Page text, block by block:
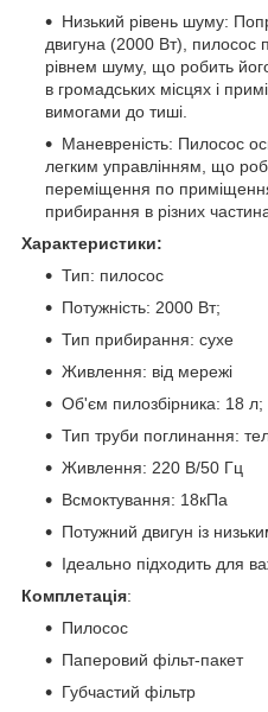
Низький рівень шуму:
двигуна (2000 Вт), пилосос
рівнем шуму, що робить
в громадських місцях і
вимогами до тиші.
Маневреність: Пилосос
легким управлінням, що
переміщення по
прибирання в різних
Характеристики:
Тип: пилосос
Потужність: 2000 Вт;
Тип прибирання: сухе
Живлення: від мережі
Об'єм пилозбірника: 18 л;
Тип труби поглинання:
Живлення: 220 В/50 Гц
Всмоктування: 18кПа
Потужний двигун із
Ідеально підходить для
Комплетація:
Пилосос
Паперовий фільт-пакет
Губчастий фільтр